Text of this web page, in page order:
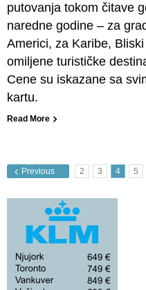
putovanja tokom čitave
naredne godine – za
Americi, za Karibe,
omiljene turističke
Cene su iskazane sa
kartu.
Read More
Previous 2 3 4 5